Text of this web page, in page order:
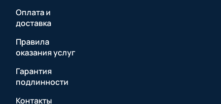
Оплата и
доставка
Правила
оказания услуг
Гарантия
подлинности
Контакты